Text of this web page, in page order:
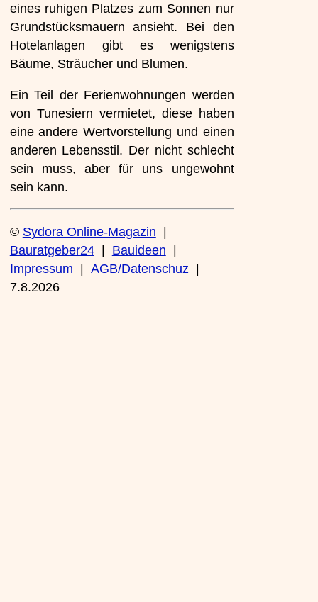
eines ruhigen Platzes zum Sonnen nur
Grundstücksmauern ansieht. Bei den
Hotelanlagen gibt es wenigstens
Bäume, Sträucher und Blumen.
Ein Teil der Ferienwohnungen werden
von Tunesiern vermietet, diese haben
eine andere Wertvorstellung und einen
anderen Lebensstil. Der nicht schlecht
sein muss, aber für uns ungewohnt
sein kann.
© Sydora Online-Magazin |
Bauratgeber24| Bauideen |
Impressum | AGB/Datenschuz |
7.8.2026